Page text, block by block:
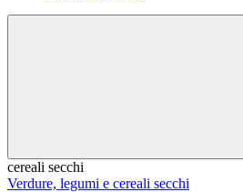
cereali secchi
Verdure, legumi e cereali secchi